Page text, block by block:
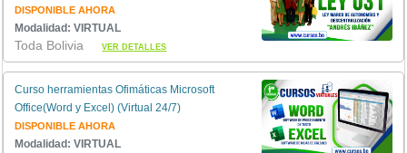
DISPONIBLE AHORA
Modalidad: VIRTUAL
Toda BoliviaVER DETALLES
Curso herramientas Ofimáticas Microsoft
Office(Word y Excel) (Virtual 24/7)
DISPONIBLE AHORA
Modalidad: VIRTUAL